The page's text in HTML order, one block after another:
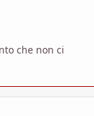
che non ci